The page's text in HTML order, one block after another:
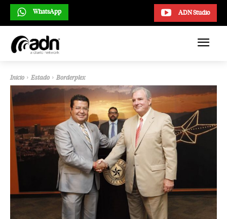
ADN Studio
WhatsApp
Inicio Estado Borderplex